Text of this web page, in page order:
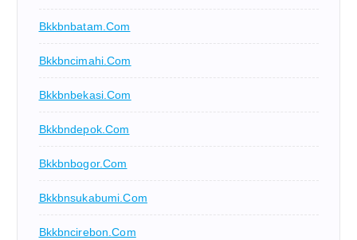
Bkkbnbatam.com
Bkkbncimahi.com
Bkkbnbekasi.com
Bkkbndepok.com
Bkkbnbogor.com
Bkkbnsukabumi.com
Bkkbncirebon.com